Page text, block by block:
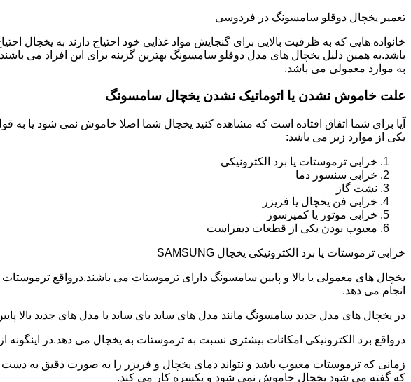
تعمیر یخچال دوقلو سامسونگ در فردوسی
خانواده هایی که به ظرفیت بالایی برای گنجایش مواد غذایی خود احتیاج دارند به
باشد.به همین دلیل یخچال های مدل دوقلو سامسونگ بهترین گزینه برای این افراد می
به موارد معمولی می باشد.
علت خاموش نشدن یا اتوماتیک نشدن یخچال سامسونگ
آیا برای شما اتفاق افتاده است که مشاهده کنید یخچال شما اصلا خاموش نمی شود
یکی از موارد زیر می باشد:
خرابی ترموستات یا برد الکترونیکی
خرابی سنسور دما
نشت گاز
خرابی فن یخچال یا فریزر
خرابی موتور یا کمپرسور
معیوب بودن یکی از قطعات دیفراست
خرابی ترموستات یا برد الکترونیکی یخچال SAMSUNG
یخچال های معمولی یا بالا و پایین سامسونگ دارای ترموستات می باشند.درواقع
انجام می دهد.
در یخچال های مدل جدید سامسونگ مانند مدل های ساید بای ساید یا مدل های جدید بالا
درواقع برد الکترونیکی امکانات بیشتری نسبت به ترموستات به یخچال می دهد.در
زمانی که ترموستات معیوب باشد و نتواند دمای یخچال و فریزر را به صورت دقیق به
که گفته می شود یخچال خاموش نمی شود و یکسره کار می کند.